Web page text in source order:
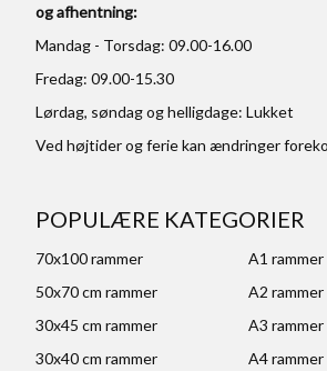
og afhentning:
Mandag - Torsdag: 09.00-16.00
Fredag: 09.00-15.30
Lørdag, søndag og helligdage: Lukket
Ved højtider og ferie kan ændringer
POPULÆRE KATEGORIER
70x100 rammer
A1 rammer
50x70 cm rammer
A2 rammer
30x45 cm rammer
A3 rammer
30x40 cm rammer
A4 rammer